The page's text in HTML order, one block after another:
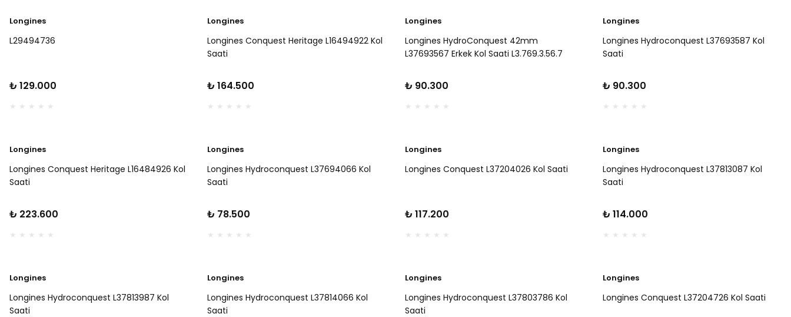
Longines
L29494736
₺ 129.000
Longines
Longines Conquest Heritage L16494922 Kol
Saati
₺ 164.500
Longines
Longines HydroConquest 42mm
L37693567 Erkek Kol Saati L3.769.3.56.7
₺ 90.300
Longines
Longines Hydroconquest L37693587 Kol
Saati
₺ 90.300
Longines
Longines Conquest Heritage L16484926 Kol
Saati
₺ 223.600
Longines
Longines Hydroconquest L37694066 Kol
Saati
₺ 78.500
Longines
Longines Conquest L37204026 Kol Saati
₺ 117.200
Longines
Longines Hydroconquest L37813087 Kol
Saati
₺ 114.000
Longines
Longines Hydroconquest L37813987 Kol
Saati
Longines
Longines Hydroconquest L37814066 Kol
Saati
Longines
Longines Hydroconquest L37803786 Kol
Saati
Longines
Longines Conquest L37204726 Kol Saati